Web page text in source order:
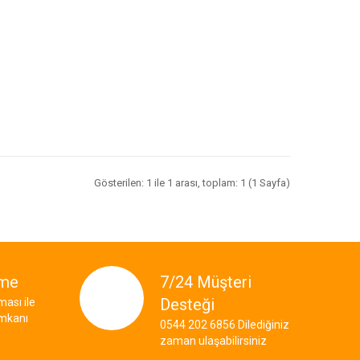
Gösterilen: 1 ile 1 arası, toplam: 1 (1 Sayfa)
ile
7/24 Müşteri
Desteği
0544 202 6856 Dilediğiniz
zaman ulaşabilirsiniz